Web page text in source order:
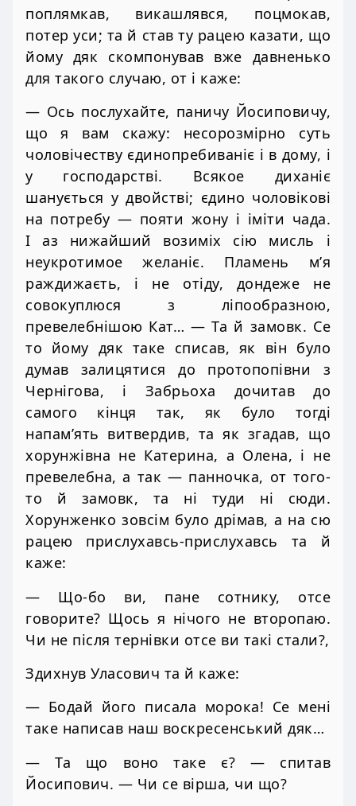
поплямкав, викашлявся, поцмокав,
потер уси; та й став ту рацею казати, що
йому дяк скомпонував вже давненько
для такого случаю, от і каже:
— Ось послухайте, паничу Йосиповичу,
що я вам скажу: несорозмірно суть
чоловічеству єдинопребиваніє і в дому, і
у господарстві. Всякое диханіє
шанується у двойстві; єдино чоловікові
на потребу — пояти жону і іміти чада.
І аз нижайший возиміх сію мисль і
неукротимое желаніє. Пламень м’я
раждижаєть, і не отіду, дондеже не
совокуплюся з ліпообразною,
превелебнішою Кат… — Та й замовк. Се
то йому дяк таке списав, як він було
думав залицятися до протопопівни з
Чернігова, і Забрьоха дочитав до
самого кінця так, як було тогді
напам’ять витвердив, та як згадав, що
хорунжівна не Катерина, а Олена, і не
превелебна, а так — панночка, от того-
то й замовк, та ні туди ні сюди.
Хорунженко зовсім було дрімав, а на сю
рацею прислухавсь-прислухавсь та й
каже:
— Що-бо ви, пане сотнику, отсе
говорите? Щось я нічого не второпаю.
Чи не після тернівки отсе ви такі стали?,
Здихнув Уласович та й каже:
— Бодай його писала морока! Се мені
таке написав наш воскресенський дяк…
— Та що воно таке є? — спитав
Йосипович. — Чи се вірша, чи що?